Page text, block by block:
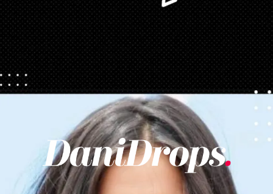
https://danidrops.com.br/corte-de-cabelo-long-bob/